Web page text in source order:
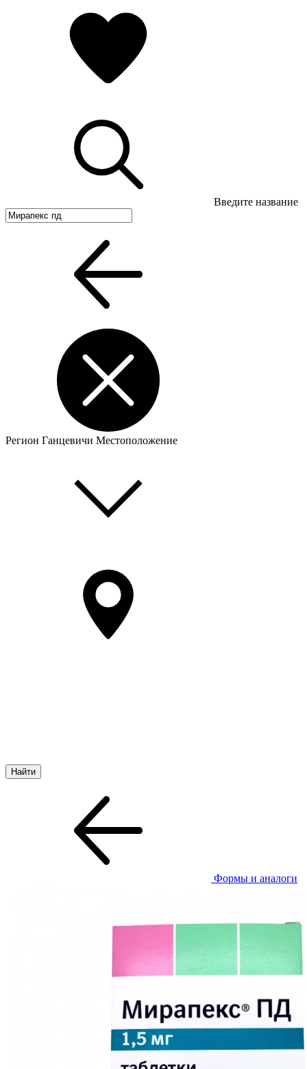
Введите название
Регион Ганцевичи Местоположение
Формы и аналоги